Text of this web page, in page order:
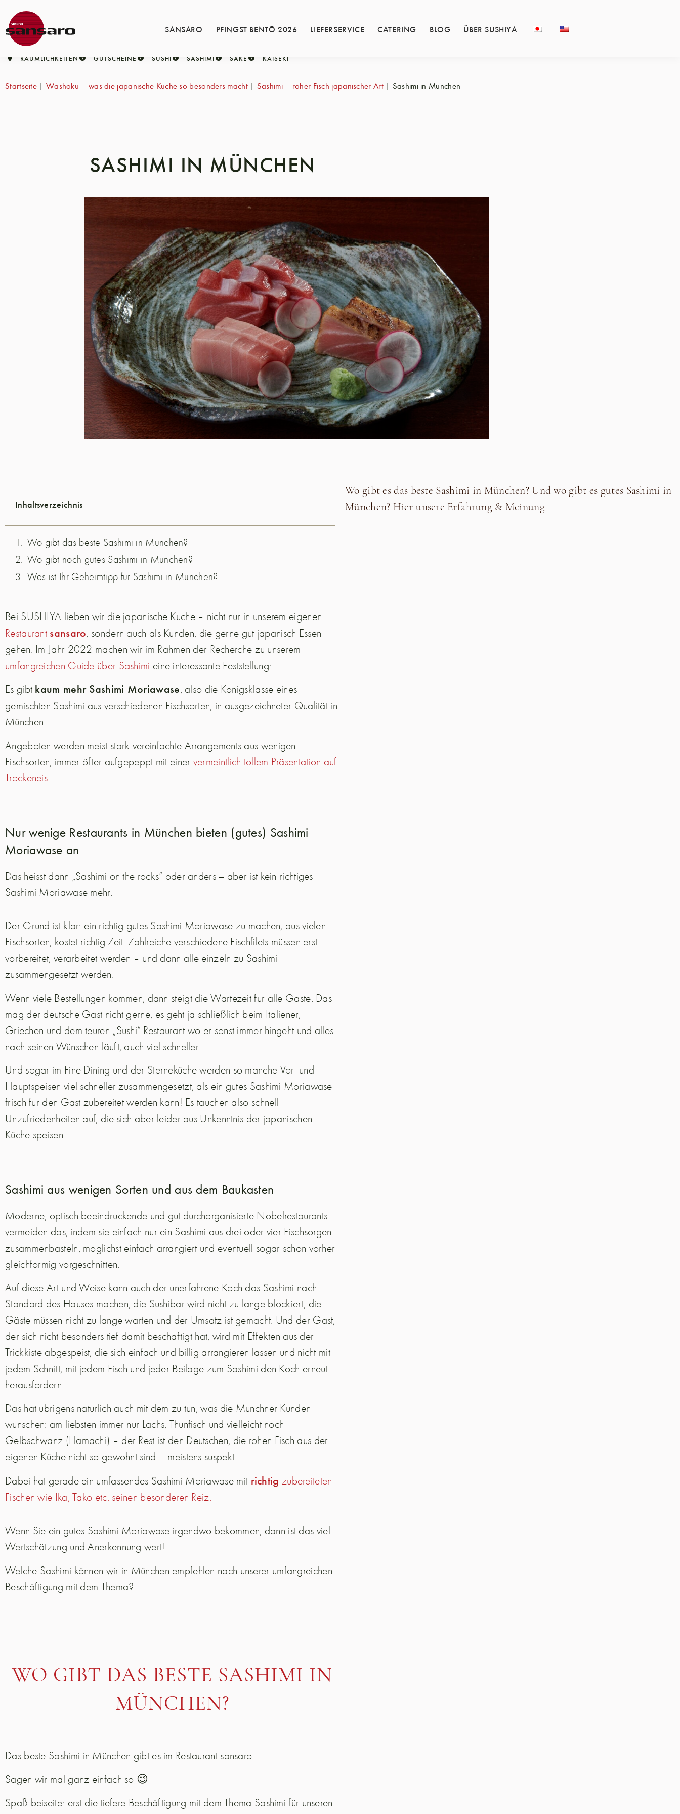
SANSARO PFINGST BENTŌ 2026 LIEFERSERVICE CATERING BLOG ÜBER SUSHIYA
RÄUMLICHKEITEN GUTSCHEINE SUSHI SASHIMI SAKE KAISEKI
Startseite | Washoku – was die japanische Küche so besonders macht| Sashimi – roher Fisch japanischer Art| Sashimi in München
SASHIMI IN MÜNCHEN
Inhaltsverzeichnis
Wo gibt das beste Sashimi in München?
Wo gibt noch gutes Sashimi in München?
Was ist Ihr Geheimtipp für Sashimi in München?
Wo gibt es das beste Sashimi in München? Und wo gibt es gutes Sashimi in
München? Hier unsere Erfahrung & Meinung
Bei SUSHIYA lieben wir die japanische Küche – nicht nur in unserem eigenen
Restaurant sansaro, sondern auch als Kunden, die gerne gut japanisch Essen
gehen. Im Jahr 2022 machen wir im Rahmen der Recherche zu unserem
umfangreichen Guide über Sashimi eine interessante Feststellung:
Es gibt kaum mehr Sashimi Moriawase, also die Königsklasse eines
gemischten Sashimi aus verschiedenen Fischsorten, in ausgezeichneter Qualität in
München.
Angeboten werden meist stark vereinfachte Arrangements aus wenigen
Fischsorten, immer öfter aufgepeppt mit einer vermeintlich tollem Präsentation auf
Trockeneis.
Nur wenige Restaurants in München bieten (gutes) Sashimi
Moriawase an
Das heisst dann „Sashimi on the rocks“ oder anders — aber ist kein richtiges
Sashimi Moriawase mehr.
Der Grund ist klar: ein richtig gutes Sashimi Moriawase zu machen, aus vielen
Fischsorten, kostet richtig Zeit. Zahlreiche verschiedene Fischfilets müssen erst
vorbereitet, verarbeitet werden – und dann alle einzeln zu Sashimi
zusammengesetzt werden.
Wenn viele Bestellungen kommen, dann steigt die Wartezeit für alle Gäste. Das
mag der deutsche Gast nicht gerne, es geht ja schließlich beim Italiener,
Griechen und dem teuren „Sushi“-Restaurant wo er sonst immer hingeht und alles
nach seinen Wünschen läuft, auch viel schneller.
Und sogar im Fine Dining und der Sterneküche werden so manche Vor- und
Hauptspeisen viel schneller zusammengesetzt, als ein gutes Sashimi Moriawase
frisch für den Gast zubereitet werden kann! Es tauchen also schnell
Unzufriedenheiten auf, die sich aber leider aus Unkenntnis der japanischen
Küche speisen.
Sashimi aus wenigen Sorten und aus dem Baukasten
Moderne, optisch beeindruckende und gut durchorganisierte Nobelrestaurants
vermeiden das, indem sie einfach nur ein Sashimi aus drei oder vier Fischsorgen
zusammenbasteln, möglichst einfach arrangiert und eventuell sogar schon vorher
gleichförmig vorgeschnitten.
Auf diese Art und Weise kann auch der unerfahrene Koch das Sashimi nach
Standard des Hauses machen, die Sushibar wird nicht zu lange blockiert, die
Gäste müssen nicht zu lange warten und der Umsatz ist gemacht. Und der Gast,
der sich nicht besonders tief damit beschäftigt hat, wird mit Effekten aus der
Trickkiste abgespeist, die sich einfach und billig arrangieren lassen und nicht mit
jedem Schnitt, mit jedem Fisch und jeder Beilage zum Sashimi den Koch erneut
herausfordern.
Das hat übrigens natürlich auch mit dem zu tun, was die Münchner Kunden
wünschen: am liebsten immer nur Lachs, Thunfisch und vielleicht noch
Gelbschwanz (Hamachi) – der Rest ist den Deutschen, die rohen Fisch aus der
eigenen Küche nicht so gewohnt sind – meistens suspekt.
Dabei hat gerade ein umfassendes Sashimi Moriawase mit richtig zubereiteten
Fischen wie Ika, Tako etc. seinen besonderen Reiz.
Wenn Sie ein gutes Sashimi Moriawase irgendwo bekommen, dann ist das viel
Wertschätzung und Anerkennung wert!
Welche Sashimi können wir in München empfehlen nach unserer umfangreichen
Beschäftigung mit dem Thema?
WO GIBT DAS BESTE SASHIMI IN
MÜNCHEN?
Das beste Sashimi in München gibt es im Restaurant sansaro.
Sagen wir mal ganz einfach so 😉
Spaß beiseite: erst die tiefere Beschäftigung mit dem Thema Sashimi für unseren